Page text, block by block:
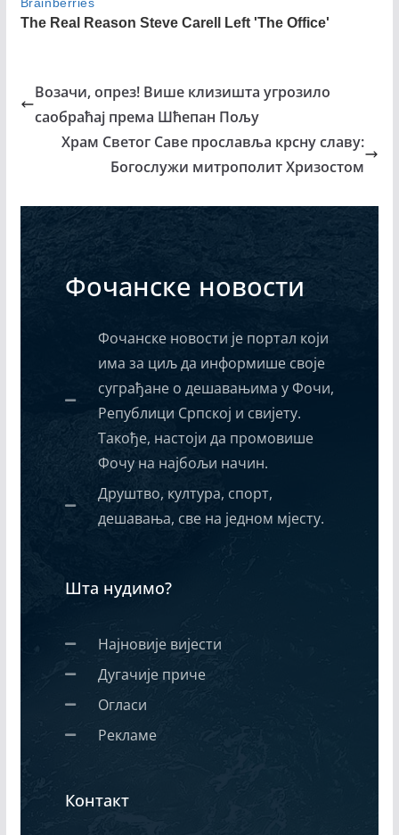
Возачи, опрез! Више клизишта угрозило
саобраћај према Шћепан Пољу
Храм Светог Саве прославља крсну славу:
Богослужи митрополит Хризостом
Фочанске новости
Фочанске новости је портал који
има за циљ да информише своје
суграђане о дешавањима у Фочи,
Републици Српској и свијету.
Такође, настоји да промовише
Фочу на најбољи начин.
Друштво, култура, спорт,
дешавања, све на једном мјесту.
Шта нудимо?
Најновије вијести
Дугачије приче
Огласи
Рекламе
Контакт